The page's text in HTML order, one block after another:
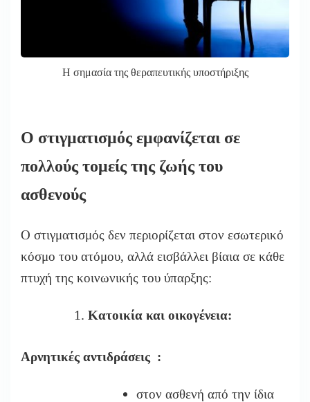
Η σημασία της θεραπευτικής υποστήριξης
Ο στιγματισμός εμφανίζεται σε
πολλούς τομείς της ζωής του
ασθενούς
Ο στιγματισμός δεν περιορίζεται στον εσωτερικό
κόσμο του ατόμου, αλλά εισβάλλει βίαια σε κάθε
πτυχή της κοινωνικής του ύπαρξης:
Κατοικία και οικογένεια:
Αρνητικές αντιδράσεις :
στον ασθενή από την ίδια